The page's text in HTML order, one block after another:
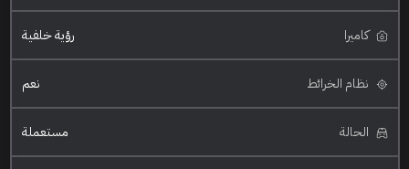
كاميرا رؤية خلفية
نظام الخرائط نعم
الحالة مستعملة